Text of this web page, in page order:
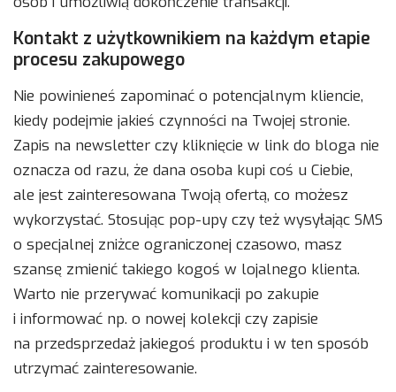
Kontakt z użytkownikiem na każdym etapie
procesu zakupowego
Nie powinieneś zapominać o potencjalnym kliencie,
kiedy podejmie jakieś czynności na Twojej stronie.
Zapis na newsletter czy kliknięcie w link do bloga nie
oznacza od razu, że dana osoba kupi coś u Ciebie,
ale jest zainteresowana Twoją ofertą, co możesz
wykorzystać. Stosując pop-upy czy też wysyłając SMS
o specjalnej zniżce ograniczonej czasowo, masz
szansę zmienić takiego kogoś w lojalnego klienta.
Warto nie przerywać komunikacji po zakupie
i informować np. o nowej kolekcji czy zapisie
na przedsprzedaż jakiegoś produktu i w ten sposób
utrzymać zainteresowanie.